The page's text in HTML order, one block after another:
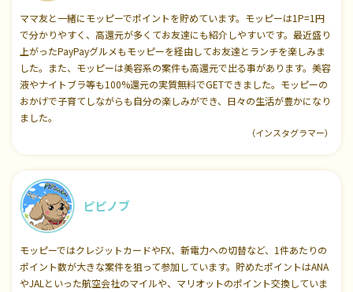
ママ友と一緒にモッピーでポイントを貯めています。モッピーは1P=1円
で分かりやすく、高還元が多くてお友達にも紹介しやすいです。最近盛り
上がったPayPayグルメもモッピーを経由してお友達とランチを楽しみま
した。また、モッピーは美容系の案件も高還元で出る事があります。美容
液やナイトブラ等も100%還元の実質無料でGETできました。モッピーの
おかげで子育てしながらも自分の楽しみができ、日々の生活が豊かになり
ました。
（インスタグラマー）
ピピノブ
モッピーではクレジットカードやFX、新電力への切替など、1件あたりの
ポイント数が大きな案件を狙って参加しています。貯めたポイントはANA
やJALといった航空会社のマイルや、マリオットのポイント交換していま